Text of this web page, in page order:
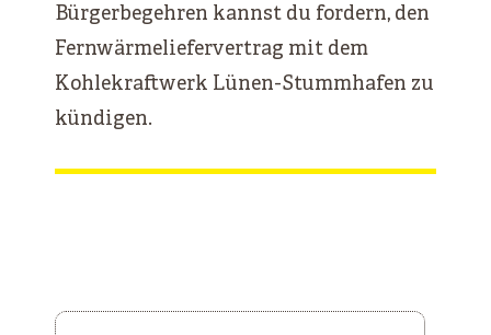
Bürgerbegehren kannst du fordern, den
Fernwärmeliefervertrag mit dem
Kohlekraftwerk Lünen-Stummhafen zu
kündigen.